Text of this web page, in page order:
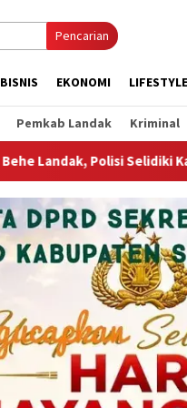
Pencarian
BISNIS EKONOMI LIFESTYLE
Pemkab Landak Kriminal
Bravo Polres Landak!